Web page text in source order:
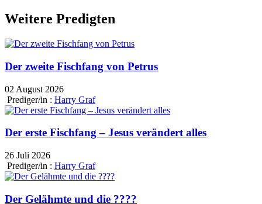
Weitere Predigten
Der zweite Fischfang von Petrus
02 August 2026
Prediger/in : Harry Graf
Der erste Fischfang – Jesus verändert alles
26 Juli 2026
Prediger/in : Harry Graf
Der Gelähmte und die ????